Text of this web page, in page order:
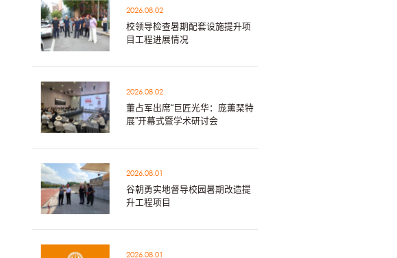
2026.08.02
校领导检查暑期配套设施提升项
目工程进展情况
2026.08.02
董占军出席“巨匠光华：庞薰琹特
展”开幕式暨学术研讨会
2026.08.01
谷朝勇实地督导校园暑期改造提
升工程项目
2026.08.01